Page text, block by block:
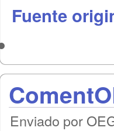
Fuente
Enviado por